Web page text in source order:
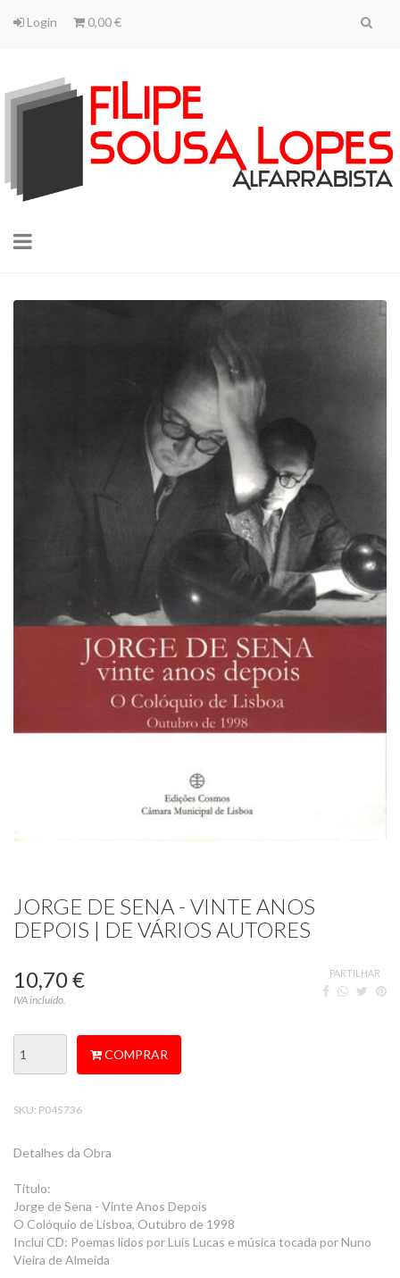
Login 0,00 €
Toggle
JORGE DE SENA - VINTE ANOS
DEPOIS | DE VÁRIOS AUTORES
10,70 €
IVA incluído.
PARTILHAR
COMPRAR
SKU: P045736
Detalhes da Obra
Título:
Jorge de Sena - Vinte Anos Depois
O Colóquio de Lisboa, Outubro de 1998
Inclui CD: Poemas lidos por Luís Lucas e música tocada por Nuno
Vieira de Almeida